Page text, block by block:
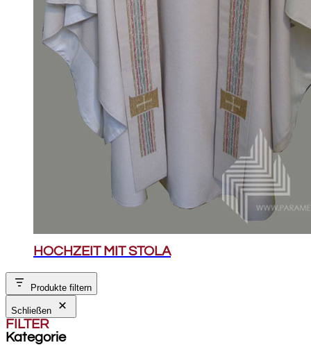
HOCHZEIT MIT STOLA
Produkte filtern
Schließen
FILTER
Kategorie